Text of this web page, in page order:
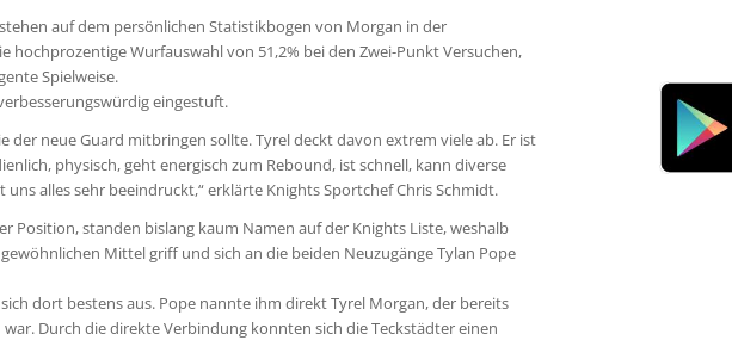
auf dem persönlichen Statistikbogen von Morgan in der
hochprozentige Wurfauswahl von 51,2% bei den Zwei-Punkt Versuchen,
Spielweise.
eingestuft.
der neue Guard mitbringen sollte. Tyrel deckt davon extrem viele ab. Er ist
physisch, geht energisch zum Rebound, ist schnell, kann diverse
alles sehr beeindruckt,“ erklärte Knights Sportchef Chris Schmidt.
Position, standen bislang kaum Namen auf der Knights Liste, weshalb
Mittel griff und sich an die beiden Neuzugänge Tylan Pope
dort bestens aus. Pope nannte ihm direkt Tyrel Morgan, der bereits
Durch die direkte Verbindung konnten sich die Teckstädter einen